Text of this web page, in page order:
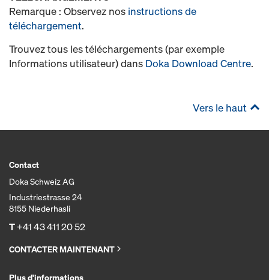
Remarque : Observez nos instructions de
téléchargement.
Trouvez tous les téléchargements (par exemple
Informations utilisateur) dans Doka Download Centre.
Vers le haut
Contact
Doka Schweiz AG
Industriestrasse 24
8155 Niederhasli
T+41 43 411 20 52
CONTACTER MAINTENANT
Plus d'informations